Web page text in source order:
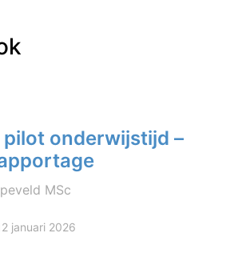
onderwijstijd –
MSc
januari 2026